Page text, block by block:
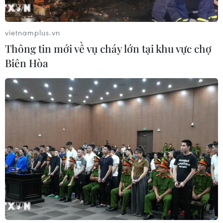
thực truyền thống độc đáo nhất châu
Á
món ăn độc đáo của người dân ven
sông Trà
Hấp dẫn sự kiện hội tụ quán bún bò
Huế tiêu biểu cả nước
23/07/2026 15:01
Bánh xèo Nam Bộ - thanh âm giòn
vietnamplus.vn
Thông tin mới về vụ cháy lớn tại khu vực chợ
Biên Hòa